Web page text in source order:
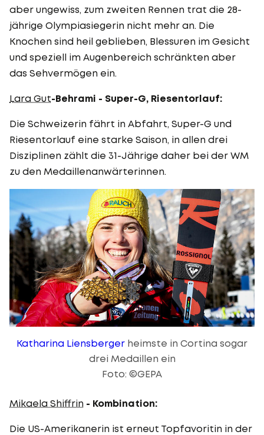
aber ungewiss, zum zweiten Rennen trat die 28-
jährige Olympiasiegerin nicht mehr an. Die
Knochen sind heil geblieben, Blessuren im Gesicht
und speziell im Augenbereich schränkten aber
das Sehvermögen ein.
Lara Gut-Behrami - Super-G, Riesentorlauf:
Die Schweizerin fährt in Abfahrt, Super-G und
Riesentorlauf eine starke Saison, in allen drei
Disziplinen zählt die 31-Jährige daher bei der WM
zu den Medaillenanwärterinnen.
Katharina Liensberger heimste in Cortina sogar
drei Medaillen ein
Foto: ©GEPA
Mikaela Shiffrin - Kombination:
Die US-Amerikanerin ist erneut Topfavoritin in der